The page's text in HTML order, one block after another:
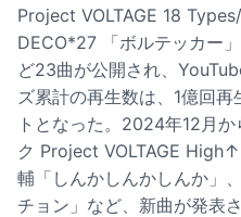
Project VOLTAGE 18
DECO*27 「ボルテッカー
ど23曲が公開され、
ズ累計の再生数は、1億回
トとなった。2024年12月
ク Project VOLTAGE
輔「しんかしんかしんか」
チョン」など、新曲が発表